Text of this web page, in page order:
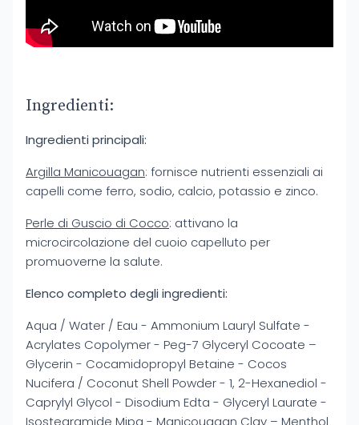
Ingredienti:
Ingredienti principali:
Argilla Manicouagan: fornisce nutrienti essenziali ai
capelli come ferro, sodio, calcio, potassio e zinco.
Perle di Guscio di Cocco: attivano la
microcircolazione del cuoio capelluto per
promuoverne la salute.
Elenco completo degli ingredienti:
Aqua / Water / Eau - Ammonium Lauryl Sulfate -
Acrylates Copolymer - Peg-7 Glyceryl Cocoate –
Glycerin - Cocamidopropyl Betaine - Cocos
Nucifera / Coconut Shell Powder - 1, 2-Hexanediol -
Caprylyl Glycol - Disodium Edta - Glyceryl Laurate -
Isostearamide Mipa - Manicouagan Clay – Menthol